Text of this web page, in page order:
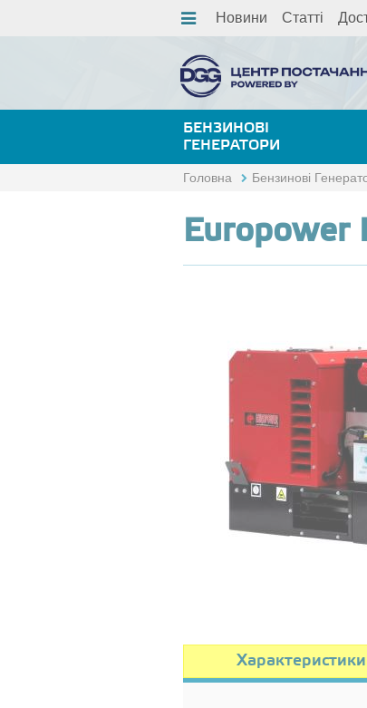
Новини Статті
БЕНЗИНОВІ
ГЕНЕРАТОРИ
Головна Бензинові
Europower
Характеристики